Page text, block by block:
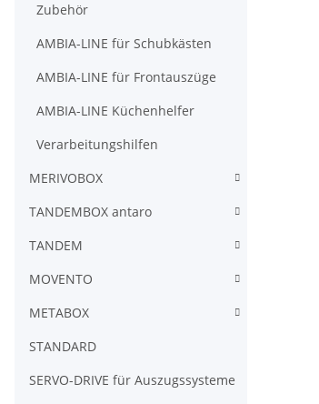
Zubehör
AMBIA-LINE für Schubkästen
AMBIA-LINE für Frontauszüge
AMBIA-LINE Küchenhelfer
Verarbeitungshilfen
MERIVOBOX
TANDEMBOX antaro
TANDEM
MOVENTO
METABOX
STANDARD
SERVO-DRIVE für Auszugssysteme